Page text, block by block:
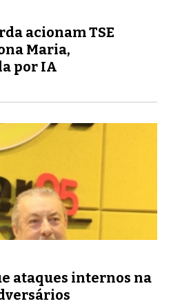
acionam TSE
Maria,
por IA
ataques internos na